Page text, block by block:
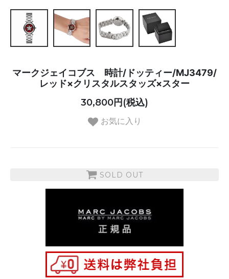
マークジェイコブス 時計/ドッティー/MJ3479/
レッド×クリスタルスタッズ×スター
30,800円(税込)
お気に入り
SOLD OUT